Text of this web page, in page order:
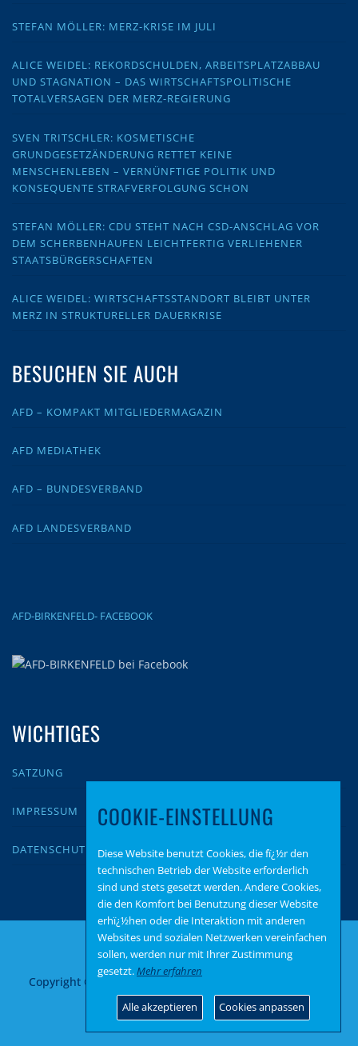
STEFAN MÖLLER: MERZ-KRISE IM JULI
ALICE WEIDEL: REKORDSCHULDEN, ARBEITSPLATZABBAU
UND STAGNATION – DAS WIRTSCHAFTSPOLITISCHE
TOTALVERSAGEN DER MERZ-REGIERUNG
SVEN TRITSCHLER: KOSMETISCHE
GRUNDGESETZÄNDERUNG RETTET KEINE
MENSCHENLEBEN – VERNÜNFTIGE POLITIK UND
KONSEQUENTE STRAFVERFOLGUNG SCHON
STEFAN MÖLLER: CDU STEHT NACH CSD-ANSCHLAG VOR
DEM SCHERBENHAUFEN LEICHTFERTIG VERLIEHENER
STAATSBÜRGERSCHAFTEN
ALICE WEIDEL: WIRTSCHAFTSSTANDORT BLEIBT UNTER
MERZ IN STRUKTURELLER DAUERKRISE
BESUCHEN SIE AUCH
AFD – KOMPAKT MITGLIEDERMAGAZIN
AFD MEDIATHEK
AFD – BUNDESVERBAND
AFD LANDESVERBAND
AFD-BIRKENFELD- FACEBOOK
WICHTIGES
SATZUNG
IMPRESSUM
DATENSCHUTZ
Copyright © 2026 AfD Birkenfeld
FameThemes
COOKIE-EINSTELLUNG
Diese Website benutzt Cookies, die fï¿½r den
technischen Betrieb der Website erforderlich
sind und stets gesetzt werden. Andere Cookies,
die den Komfort bei Benutzung dieser Website
erhï¿½hen oder die Interaktion mit anderen
Websites und sozialen Netzwerken vereinfachen
sollen, werden nur mit Ihrer Zustimmung
gesetzt.Mehr erfahren
Alle akzeptieren Cookies anpassen